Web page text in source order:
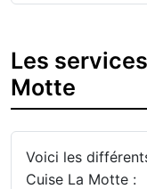
Les
Motte
Voici les
Cuise La Motte :